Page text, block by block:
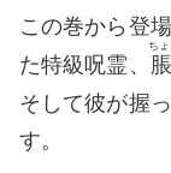
この巻から登
た特級呪霊、
ち
そして彼が握
す。